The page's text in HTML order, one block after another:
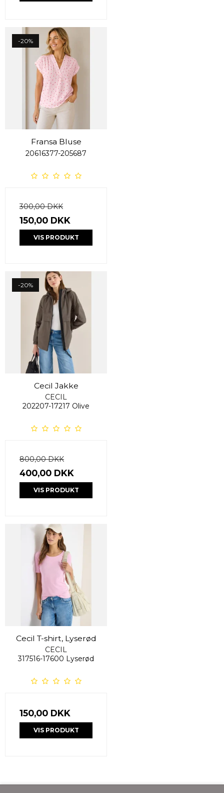
-20%
Fransa Bluse
20616377-205687
300,00 DKK
150,00 DKK
VIS PRODUKT
-20%
Cecil Jakke
CECIL
202207-17217 Olive
800,00 DKK
400,00 DKK
VIS PRODUKT
Cecil T-shirt, Lyserød
CECIL
317516-17600 Lyserød
150,00 DKK
VIS PRODUKT